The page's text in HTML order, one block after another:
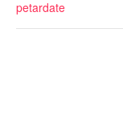
petardate